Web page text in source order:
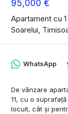
95,000 €
Apartament cu
Soarelui,
WhatsApp
De vânzare
11, cu o
locuit, cât și